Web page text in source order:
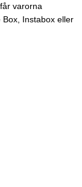
varorna
Instabox eller